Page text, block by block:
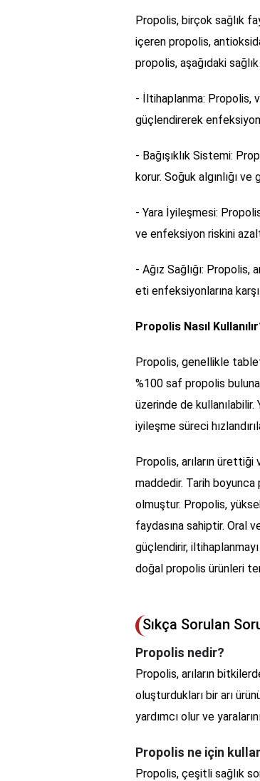
Propolis, birçok sağlık
içeren propolis,
propolis, aşağıdaki
- İltihaplanma: Propolis,
güçlendirerek
- Bağışıklık Sistemi:
korur. Soğuk algınlığı
- Yara İyileşmesi:
ve enfeksiyon riskini
- Ağız Sağlığı: Propolis,
eti enfeksiyonlarına
Propolis Nasıl
Propolis, genellikle
%100 saf propolis
üzerinde de
iyileşme süreci
Propolis, arıların ürettiği
maddedir. Tarih
olmuştur. Propolis,
faydasına sahiptir. Oral
güçlendirir, iltihaplanmayı
doğal propolis ürünleri
Sıkça Sorulan
Propolis nedir?
Propolis, arıların
oluşturdukları bir arı
yardımcı olur ve
Propolis ne için
Propolis, çeşitli sağlık